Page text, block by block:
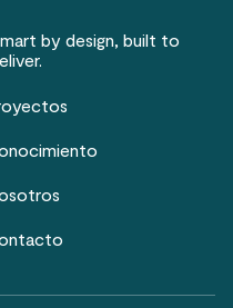
by design, built to